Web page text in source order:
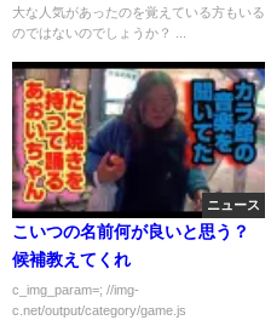
大な人気があったのを覚えている方もいる
のではないのでしょうか？ ...
ニュース
こいつの名前何が良いと思う？
候補教えてくれ
c_img_param=; //img-
c.net/output/category/game.js